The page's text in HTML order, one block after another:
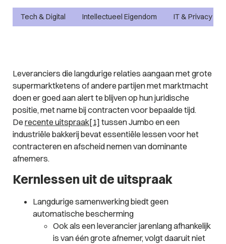
Tech & Digital Intellectueel Eigendom IT & Privacy
Leveranciers die langdurige relaties aangaan met grote
supermarktketens of andere partijen met marktmacht
doen er goed aan alert te blijven op hun juridische
positie, met name bij contracten voor bepaalde tijd.
De recente uitspraak[1] tussen Jumbo en een
industriële bakkerij bevat essentiële lessen voor het
contracteren en afscheid nemen van dominante
afnemers.
Kernlessen uit de uitspraak
Langdurige samenwerking biedt geen
automatische bescherming
Ook als een leverancier jarenlang afhankelijk
is van één grote afnemer, volgt daaruit niet